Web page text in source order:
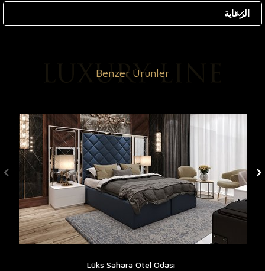
الرعاية
Benzer Ürünler
Lüks Sahara Otel Odası